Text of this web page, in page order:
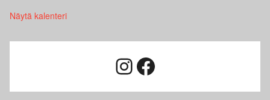
Näytä kalenteri
Instagram
Facebook